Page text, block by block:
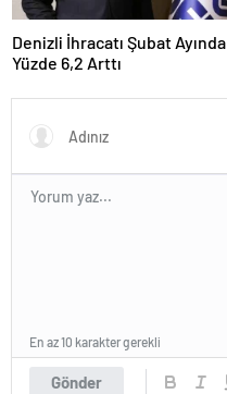
Denizli İhracatı Şubat Ayında
Yüzde 6,2 Arttı
Gönder
En az 10 karakter gerekli